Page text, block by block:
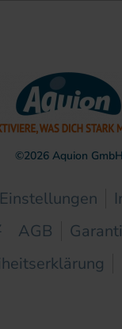
©2026Aquion GmbH
AGB